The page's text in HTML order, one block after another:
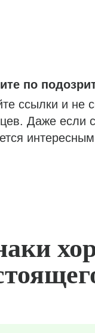
по
ссылки и не
Даже если